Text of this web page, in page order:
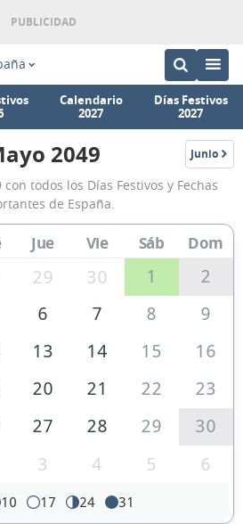
Calendario
2027
Días Festivos
2027
Calendario
Mayo
2049
de
España
2049 Junio
2049
todos los Días Festivos y Fechas
de España.
Jue Vie Sáb Dom
29 30 1
2
6 7 8
9
13 14 15
16
20 21 22
23
27 28 29
30
3 4 5 6
10 17 24 31